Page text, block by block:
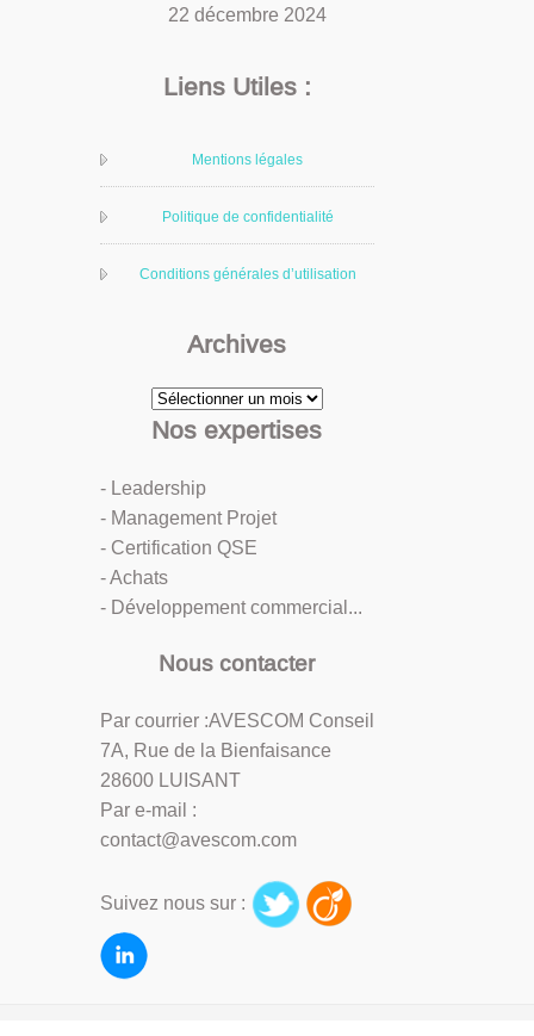
22 décembre 2024
Liens Utiles :
Mentions légales
Politique de confidentialité
Conditions générales d’utilisation
Archives
Archives
Nos expertises
- Leadership
- Management Projet
- Certification QSE
- Achats
- Développement commercial...
Nous contacter
Par courrier :AVESCOM Conseil
7A, Rue de la Bienfaisance
28600 LUISANT
Par e-mail :
contact@avescom.com
Suivez nous sur :